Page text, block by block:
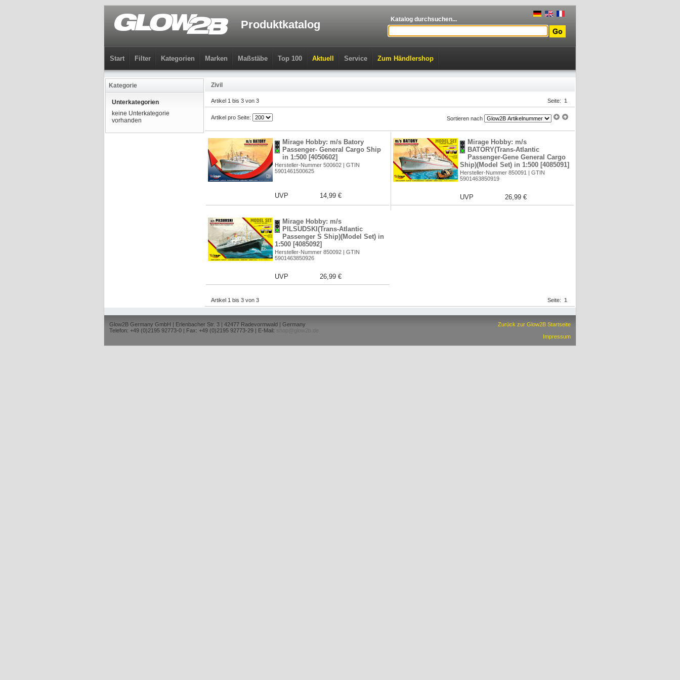
Produktkatalog Katalog durchsuchen...
Start Filter Kategorien Marken Maßstäbe Top 100 Aktuell Service Zum Händlershop
Kategorie
Unterkategorien
keine Unterkategorie
vorhanden
Zivil
Seite: 1
Artikel 1 bis 3 von 3
Sortieren nach
Artikel pro Seite:
Mirage Hobby: m/s Batory
Passenger- General Cargo Ship
in 1:500 [4050602]
Hersteller-Nummer 500602 | GTIN
5901461500625
UVP 14,99 €
Mirage Hobby: m/s
BATORY(Trans-Atlantic
Passenger-Gene General Cargo
Ship)(Model Set) in 1:500 [4085091]
Hersteller-Nummer 850091 | GTIN
5901463850919
UVP 26,99 €
Mirage Hobby: m/s
PILSUDSKI(Trans-Atlantic
Passenger S Ship)(Model Set) in
1:500 [4085092]
Hersteller-Nummer 850092 | GTIN
5901463850926
UVP 26,99 €
Seite: 1
Artikel 1 bis 3 von 3
Glow2B Germany GmbH | Erlenbacher Str. 3 | 42477 Radevormwald | Germany
Telefon: +49 (0)2195 92773-0 | Fax: +49 (0)2195 92773-29 | E-Mail:
shop@glow2b.de
Zurück zur Glow2B Startseite
Impressum